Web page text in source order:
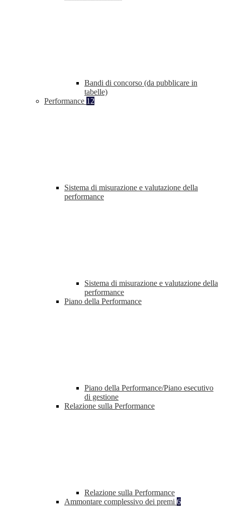
Bandi di concorso (da pubblicare in
tabelle)
Performance 12
Sistema di misurazione e valutazione della
performance
Sistema di misurazione e valutazione della
performance
Piano della Performance
Piano della Performance/Piano esecutivo
di gestione
Relazione sulla Performance
Relazione sulla Performance
Ammontare complessivo dei premi 6